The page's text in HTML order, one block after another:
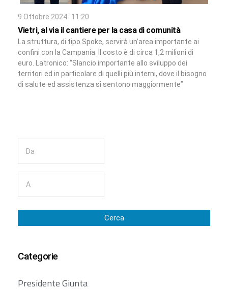
9 Ottobre 2024- 11:20
Vietri, al via il cantiere per la casa di comunità
La struttura, di tipo Spoke, servirà un’area importante ai
confini con la Campania. Il costo è di circa 1,2 milioni di
euro. Latronico: “Slancio importante allo sviluppo dei
territori ed in particolare di quelli più interni, dove il bisogno
di salute ed assistenza si sentono maggiormente”
Cerca
Categorie
Presidente Giunta